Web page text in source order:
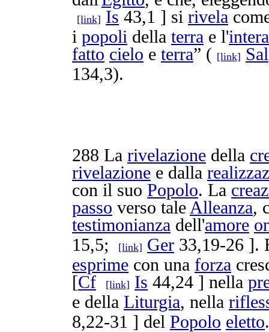
[link] Is 43,1 ] si rivela
i popoli della terra e l'intera
fatto cielo e terra” ( [link] Sal
134,3).
288 La rivelazione della
rivelazione e dalla
con il suo Popolo. La
passo verso tale Alleanza,
testimonianza dell'amore
15,5;
[link] Ger 33,19-26 ].
esprime con una forza
[Cf [link] Is 44,24 ] nella
e della Liturgia, nella
8,22-31 ] del Popolo eletto.